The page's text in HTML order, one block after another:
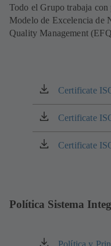
Todo el Grupo trabaja con
Modelo de Excelencia de
Quality Management
Certificate
(se
abre
en
nueva
Certificate
(se
abre
en
Certificate
(se
pestaña)
Política Sistema